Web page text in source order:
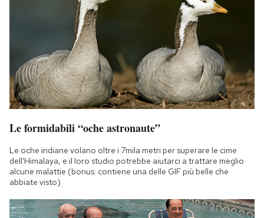
Le formidabili “oche astronaute”
Le oche indiane volano oltre i 7mila metri per superare le cime
dell'Himalaya, e il loro studio potrebbe aiutarci a trattare meglio
alcune malattie (bonus: contiene una delle GIF più belle che
abbiate visto)